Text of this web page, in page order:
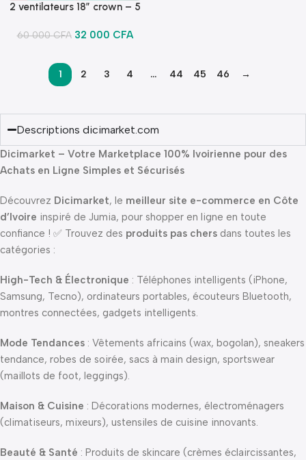
2 ventilateurs 18″ crown – 5
60 000CFA 32 000 CFA
1 2 3 4 … 44 45 46 →
Descriptions dicimarket.com
Dicimarket – Votre Marketplace 100% Ivoirienne pour des
Achats en Ligne Simples et Sécurisés
Découvrez Dicimarket, le meilleur site e-commerce en Côte
d’Ivoire inspiré de Jumia, pour shopper en ligne en toute
confiance ! ✅ Trouvez des produits pas chers dans toutes les
catégories :
High-Tech & Électronique : Téléphones intelligents (iPhone,
Samsung, Tecno), ordinateurs portables, écouteurs Bluetooth,
montres connectées, gadgets intelligents.
Mode Tendances : Vêtements africains (wax, bogolan), sneakers
tendance, robes de soirée, sacs à main design, sportswear
(maillots de foot, leggings).
Maison & Cuisine : Décorations modernes, électroménagers
(climatiseurs, mixeurs), ustensiles de cuisine innovants.
Beauté & Santé : Produits de skincare (crèmes éclaircissantes,